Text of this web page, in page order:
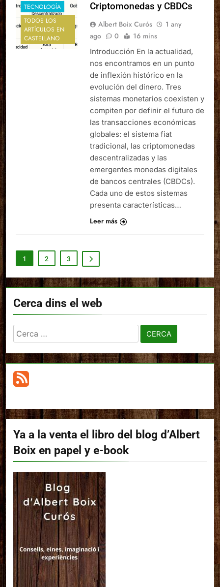
TECNOLOGÍA
TODOS LOS
ARTÍCULOS EN
CASTELLANO
Criptomonedas y CBDCs
Albert Boix Curós
1 any
ago
0 16 mins
Introducción En la actualidad,
nos encontramos en un punto
de inflexión histórico en la
evolución del dinero. Tres
sistemas monetarios coexisten y
compiten por definir el futuro de
las transacciones económicas
globales: el sistema fiat
tradicional, las criptomonedas
descentralizadas y las
emergentes monedas digitales
de bancos centrales (CBDCs).
Cada uno de estos sistemas
presenta características…
Leer más
1 2 3
Cerca dins el web
Cerca:
Ya a la venta el libro del blog d’Albert
Boix en papel y e-book